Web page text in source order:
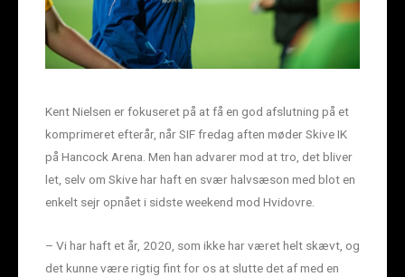
Kent Nielsen er fokuseret på at få en god afslutning på et
komprimeret efterår, når SIF fredag aften møder Skive IK
på Hancock Arena. Men han advarer mod at tro, det bliver
let, selv om Skive har haft en svær halvsæson med blot en
enkelt sejr opnået i sidste weekend mod Hvidovre.
– Vi har haft et år, 2020, som ikke har været helt skævt, og
det kunne være rigtig fint for os at slutte det af med en